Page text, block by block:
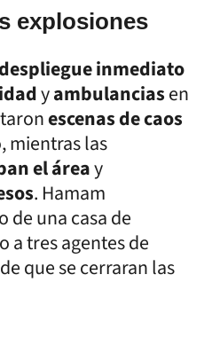
explosiones
inmediato
yambulanciasen
escenas de caos
mientras las
el áreay
. Hamam
de una casa de
a tres agentes de
que se cerraran las